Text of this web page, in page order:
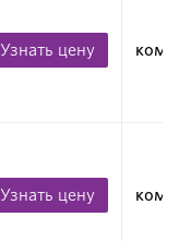
Узнать цену
Узнать цену